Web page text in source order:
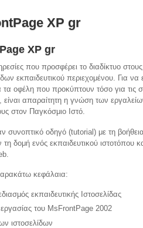
XP gr
XP gr
που προσφέρει το διαδίκτυο στους
εκπαιδευτικού περιεχομένου. Για να
οφέλη που προκύπτουν τόσο για τις
είναι απαραίτητη η γνώση των
στον Παγκόσμιο Ιστό.
συνοπτικό οδηγό (tutorial) με τη βοήθεια
δομή ενός εκπαιδευτικού ιστοτόπου
κεφάλαια:
εκπαιδευτικής Ιστοσελίδας
του MsFrontPage 2002
ιστοσελίδων